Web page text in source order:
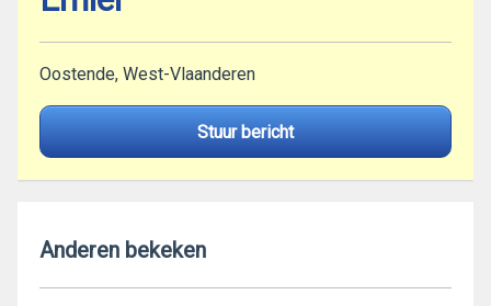
Oostende, West-Vlaanderen
Stuur bericht
Anderen bekeken